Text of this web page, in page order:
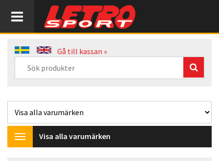
Gå till kassan »
Toggle
navigation
Visa alla varumärken